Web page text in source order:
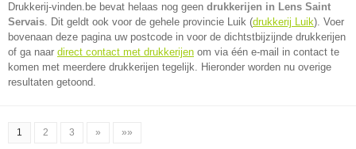
Drukkerij-vinden.be bevat helaas nog geen drukkerijen in Lens Saint
Servais. Dit geldt ook voor de gehele provincie Luik (drukkerij Luik). Voer
bovenaan deze pagina uw postcode in voor de dichtstbijzijnde drukkerijen
of ga naar direct contact met drukkerijen om via één e-mail in contact te
komen met meerdere drukkerijen tegelijk. Hieronder worden nu overige
resultaten getoond.
1 2 3 » »»